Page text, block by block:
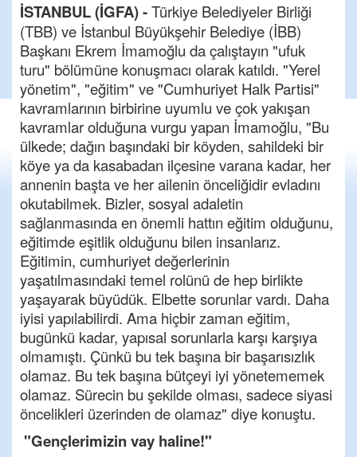
İSTANBUL (İGFA) -Türkiye Belediyeler Birliği
(TBB) ve İstanbul Büyükşehir Belediye (İBB)
Başkanı Ekrem İmamoğlu da çalıştayın "ufuk
turu" bölümüne konuşmacı olarak katıldı. "Yerel
yönetim", "eğitim" ve "Cumhuriyet Halk Partisi"
kavramlarının birbirine uyumlu ve çok yakışan
kavramlar olduğuna vurgu yapan İmamoğlu, "Bu
ülkede; dağın başındaki bir köyden, sahildeki bir
köye ya da kasabadan ilçesine varana kadar, her
annenin başta ve her ailenin önceliğidir evladını
okutabilmek. Bizler, sosyal adaletin
sağlanmasında en önemli hattın eğitim olduğunu,
eğitimde eşitlik olduğunu bilen insanlarız.
Eğitimin, cumhuriyet değerlerinin
yaşatılmasındaki temel rolünü de hep birlikte
yaşayarak büyüdük. Elbette sorunlar vardı. Daha
iyisi yapılabilirdi. Ama hiçbir zaman eğitim,
bugünkü kadar, yapısal sorunlarla karşı karşıya
olmamıştı. Çünkü bu tek başına bir başarısızlık
olamaz. Bu tek başına bütçeyi iyi yönetememek
olamaz. Sürecin bu şekilde olması, sadece siyasi
öncelikleri üzerinden de olamaz" diye konuştu.
"Gençlerimizin vay haline!"